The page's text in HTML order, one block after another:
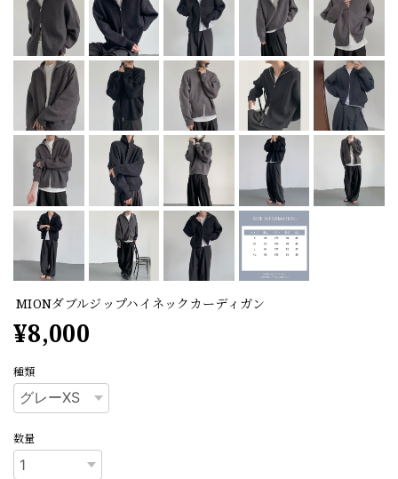
MIONダブルジップハイネックカーディガン
¥8,000
種類
数量